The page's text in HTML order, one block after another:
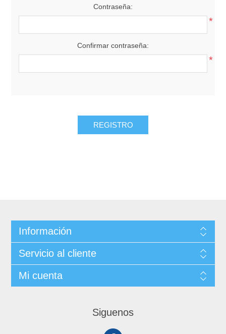
Contraseña:
*
Confirmar contraseña:
*
REGISTRO
Información
Servicio al cliente
Mi cuenta
Siguenos